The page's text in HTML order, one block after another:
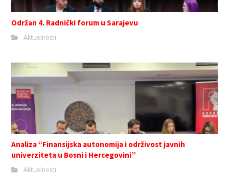
Održan 4. Radnički forum u Sarajevu
Aktuelnosti
Analiza “Finansijska autonomija i održivost javnih
univerziteta u Bosni i Hercegovini”
Aktuelnosti